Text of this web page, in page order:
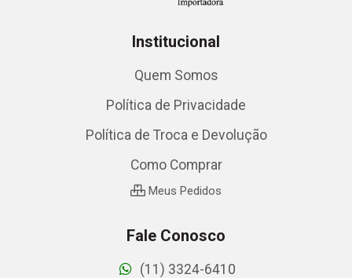
Institucional
Quem Somos
Política de Privacidade
Política de Troca e Devolução
Como Comprar
Meus Pedidos
Fale Conosco
(11) 3324-6410